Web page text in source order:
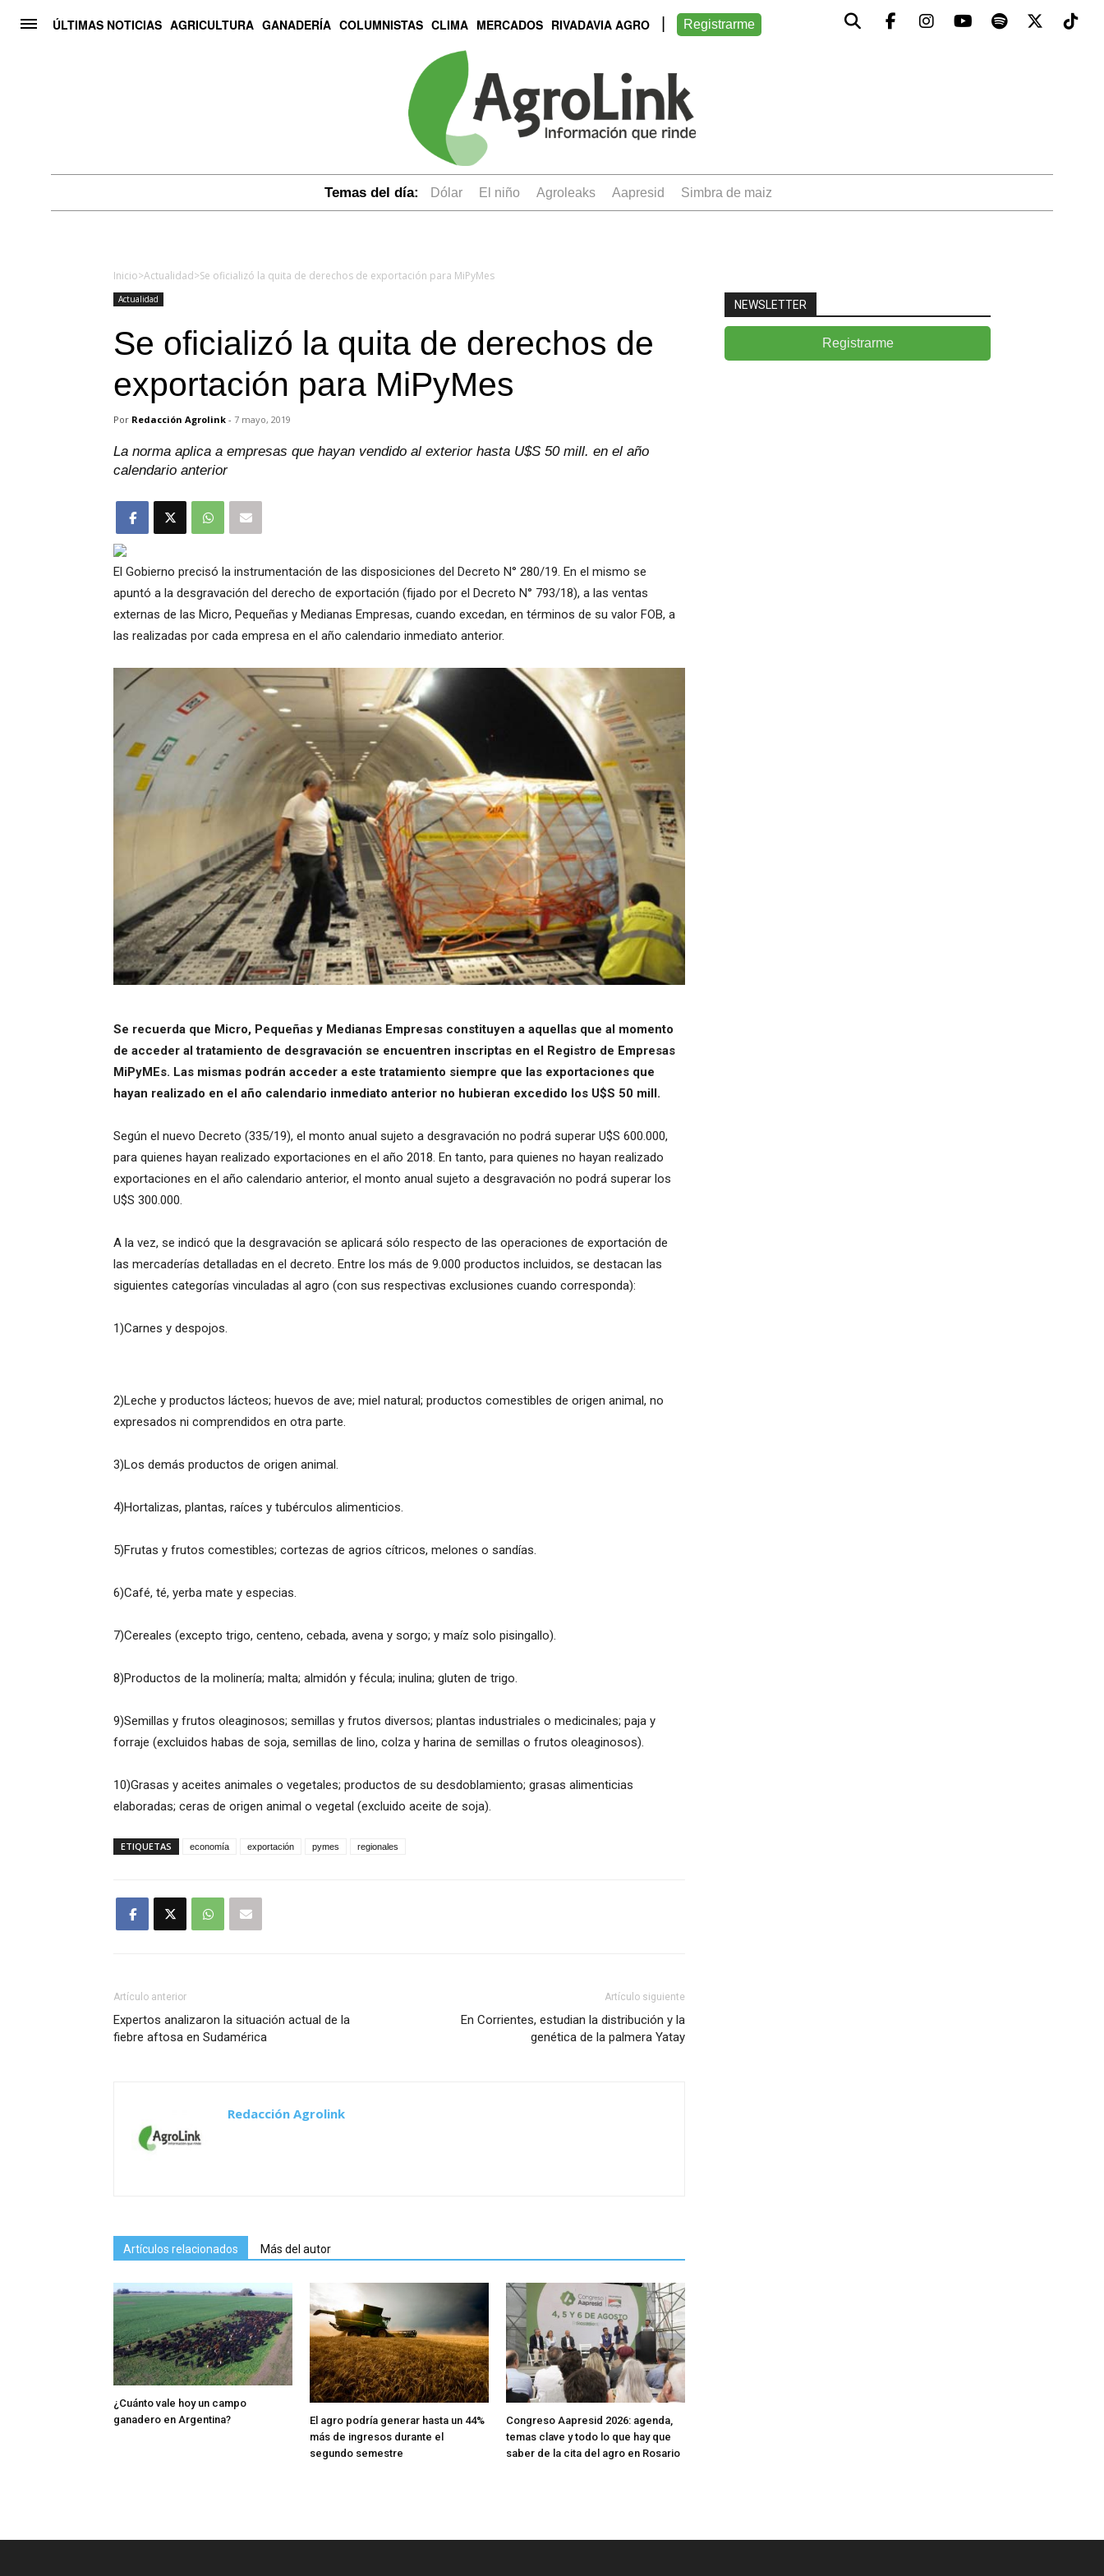
ÚLTIMAS NOTICIAS AGRICULTURA GANADERÍA COLUMNISTAS CLIMA MERCADOS RIVADAVIA AGRO Registrarme
Temas del día: dólar el niño Agroleaks aapresid simbra de maiz
Inicio>Actualidad>Se oficializó la quita de derechos de exportación para MiPyMes
Actualidad
Se oficializó la quita de derechos de
exportación para MiPyMes
Por Redacción Agrolink - 7 mayo, 2019
La norma aplica a empresas que hayan vendido al exterior hasta U$S 50 mill. en el año
calendario anterior
El Gobierno precisó la instrumentación de las disposiciones del Decreto N° 280/19. En el mismo se
apuntó a la desgravación del derecho de exportación (fijado por el Decreto N° 793/18), a las ventas
externas de las Micro, Pequeñas y Medianas Empresas, cuando excedan, en términos de su valor FOB, a
las realizadas por cada empresa en el año calendario inmediato anterior.
Se recuerda que Micro, Pequeñas y Medianas Empresas constituyen a aquellas que al momento
de acceder al tratamiento de desgravación se encuentren inscriptas en el Registro de Empresas
MiPyMEs. Las mismas podrán acceder a este tratamiento siempre que las exportaciones que
hayan realizado en el año calendario inmediato anterior no hubieran excedido los U$S 50 mill.
Según el nuevo Decreto (335/19), el monto anual sujeto a desgravación no podrá superar U$S 600.000,
para quienes hayan realizado exportaciones en el año 2018. En tanto, para quienes no hayan realizado
exportaciones en el año calendario anterior, el monto anual sujeto a desgravación no podrá superar los
U$S 300.000.
A la vez, se indicó que la desgravación se aplicará sólo respecto de las operaciones de exportación de
las mercaderías detalladas en el decreto. Entre los más de 9.000 productos incluidos, se destacan las
siguientes categorías vinculadas al agro (con sus respectivas exclusiones cuando corresponda):
1)Carnes y despojos.
2)Leche y productos lácteos; huevos de ave; miel natural; productos comestibles de origen animal, no
expresados ni comprendidos en otra parte.
3)Los demás productos de origen animal.
4)Hortalizas, plantas, raíces y tubérculos alimenticios.
5)Frutas y frutos comestibles; cortezas de agrios cítricos, melones o sandías.
6)Café, té, yerba mate y especias.
7)Cereales (excepto trigo, centeno, cebada, avena y sorgo; y maíz solo pisingallo).
8)Productos de la molinería; malta; almidón y fécula; inulina; gluten de trigo.
9)Semillas y frutos oleaginosos; semillas y frutos diversos; plantas industriales o medicinales; paja y
forraje (excluidos habas de soja, semillas de lino, colza y harina de semillas o frutos oleaginosos).
10)Grasas y aceites animales o vegetales; productos de su desdoblamiento; grasas alimenticias
elaboradas; ceras de origen animal o vegetal (excluido aceite de soja).
ETIQUETAS economía exportación pymes regionales
Artículo anterior
Expertos analizaron la situación actual de la
fiebre aftosa en Sudamérica
Artículo siguiente
En Corrientes, estudian la distribución y la
genética de la palmera Yatay
Redacción Agrolink
Artículos relacionados Más del autor
¿Cuánto vale hoy un campo
ganadero en Argentina?
El agro podría generar hasta un 44%
más de ingresos durante el
segundo semestre
Congreso Aapresid 2026: agenda,
temas clave y todo lo que hay que
saber de la cita del agro en Rosario
NEWSLETTER
Registrarme